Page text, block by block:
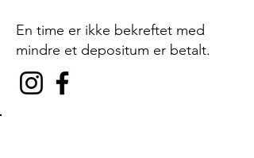
En time er ikke bekreftet med
mindre et depositum er betalt.